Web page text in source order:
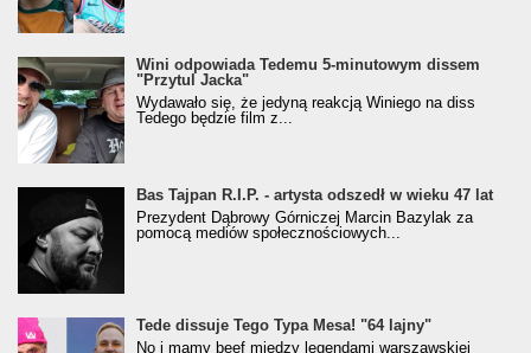
Wini odpowiada Tedemu 5-minutowym dissem
"Przytul Jacka"
Wydawało się, że jedyną reakcją Winiego na diss
Tedego będzie film z...
Bas Tajpan R.I.P. - artysta odszedł w wieku 47 lat
Prezydent Dąbrowy Górniczej Marcin Bazylak za
pomocą mediów społecznościowych...
Tede dissuje Tego Typa Mesa! "64 lajny"
No i mamy beef między legendami warszawskiej